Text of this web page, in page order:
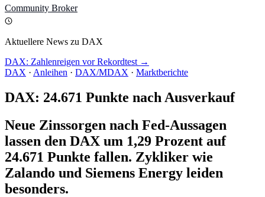
Community Broker
Aktuellere News zu DAX
DAX: Zahlenreigen vor Rekordtest →
DAX · Anleihen · DAX/MDAX · Marktberichte
DAX: 24.671 Punkte nach Ausverkauf
Neue Zinssorgen nach Fed-Aussagen
lassen den DAX um 1,29 Prozent auf
24.671 Punkte fallen. Zykliker wie
Zalando und Siemens Energy leiden
besonders.